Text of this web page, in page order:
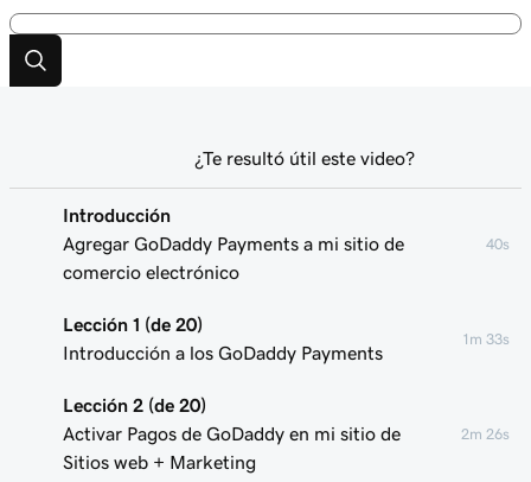
Introducción
Agregar GoDaddy Payments a mi sitio de
comercio electrónico
40s
Lección 1 (de 20)
Introducción a los GoDaddy Payments
1m 33s
Lección 2 (de 20)
Activar Pagos de GoDaddy en mi sitio de
Sitios web + Marketing
2m 26s
¿Te resultó útil este video?